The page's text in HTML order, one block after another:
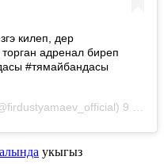
килеп, дер
адренал биреп
#тямайбандасы
9 Сен 2019 в 2:28 PDT
укыгыз